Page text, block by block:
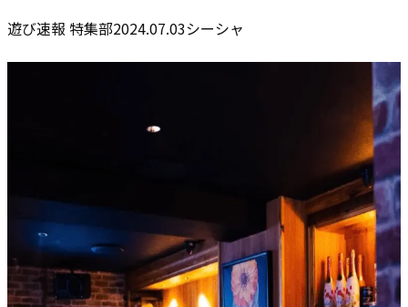
遊び速報 特集部2024.07.03シーシャ